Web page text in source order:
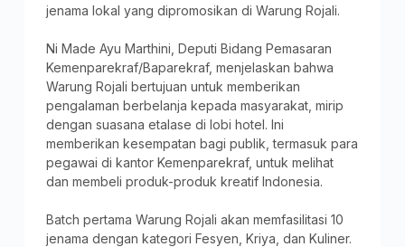
jenama lokal yang dipromosikan di Warung Rojali.
Ni Made Ayu Marthini, Deputi Bidang Pemasaran
Kemenparekraf/Baparekraf, menjelaskan bahwa
Warung Rojali bertujuan untuk memberikan
pengalaman berbelanja kepada masyarakat, mirip
dengan suasana etalase di lobi hotel. Ini
memberikan kesempatan bagi publik, termasuk para
pegawai di kantor Kemenparekraf, untuk melihat
dan membeli produk-produk kreatif Indonesia.
Batch pertama Warung Rojali akan memfasilitasi 10
jenama dengan kategori Fesyen, Kriya, dan Kuliner.